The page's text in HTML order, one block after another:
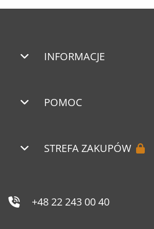
INFORMACJE
POMOC
STREFA ZAKUPÓW
+48 22 243 00 40